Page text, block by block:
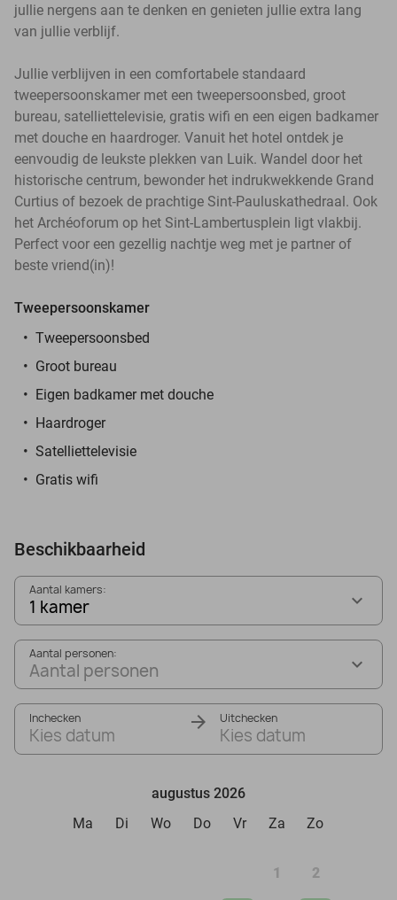
jullie nergens aan te denken en genieten jullie extra lang
van jullie verblijf.
Jullie verblijven in een comfortabele standaard
tweepersoonskamer met een tweepersoonsbed, groot
bureau, satelliettelevisie, gratis wifi en een eigen badkamer
met douche en haardroger. Vanuit het hotel ontdek je
eenvoudig de leukste plekken van Luik. Wandel door het
historische centrum, bewonder het indrukwekkende Grand
Curtius of bezoek de prachtige Sint-Pauluskathedraal. Ook
het Archéoforum op het Sint-Lambertusplein ligt vlakbij.
Perfect voor een gezellig nachtje weg met je partner of
beste vriend(in)!
Tweepersoonskamer
Tweepersoonsbed
Groot bureau
Eigen badkamer met douche
Haardroger
Satelliettelevisie
Gratis wifi
Beschikbaarheid
Aantal kamers:
1 kamer
Aantal personen:
Aantal personen
Inchecken
Kies datum
Uitchecken
Kies datum
augustus 2026
Ma
Di Wo Do Vr Za Zo
1 2